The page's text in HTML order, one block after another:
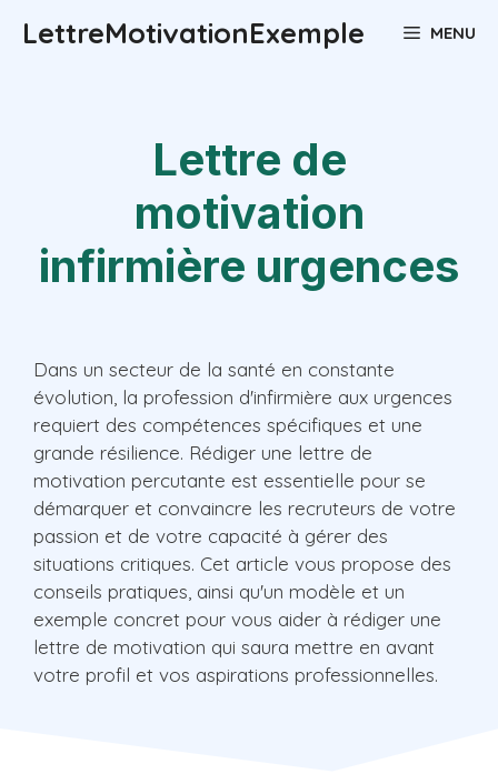
LettreMotivationExemple MENU
Lettre de
motivation
infirmière urgences
Dans un secteur de la santé en constante
évolution, la profession d'infirmière aux urgences
requiert des compétences spécifiques et une
grande résilience. Rédiger une lettre de
motivation percutante est essentielle pour se
démarquer et convaincre les recruteurs de votre
passion et de votre capacité à gérer des
situations critiques. Cet article vous propose des
conseils pratiques, ainsi qu'un modèle et un
exemple concret pour vous aider à rédiger une
lettre de motivation qui saura mettre en avant
votre profil et vos aspirations professionnelles.